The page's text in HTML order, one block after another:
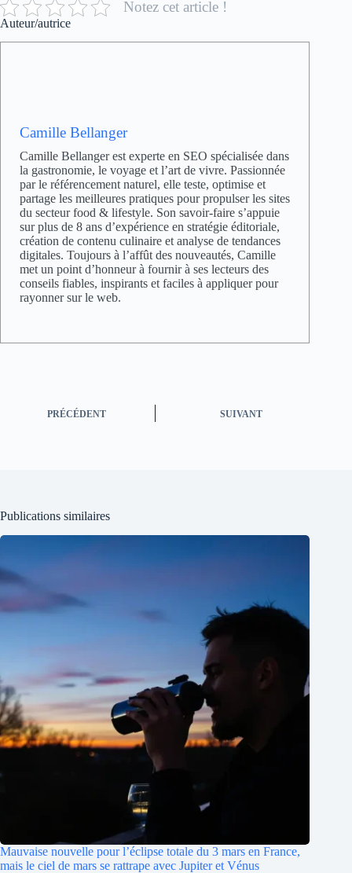
Notez cet article !
Auteur/autrice
Camille Bellanger
Camille Bellanger est experte en SEO spécialisée dans
la gastronomie, le voyage et l’art de vivre. Passionnée
par le référencement naturel, elle teste, optimise et
partage les meilleures pratiques pour propulser les sites
du secteur food & lifestyle. Son savoir-faire s’appuie
sur plus de 8 ans d’expérience en stratégie éditoriale,
création de contenu culinaire et analyse de tendances
digitales. Toujours à l’affût des nouveautés, Camille
met un point d’honneur à fournir à ses lecteurs des
conseils fiables, inspirants et faciles à appliquer pour
rayonner sur le web.
PRÉCÉDENT SUIVANT
Publications similaires
Mauvaise nouvelle pour l’éclipse totale du 3 mars en France,
mais le ciel de mars se rattrape avec Jupiter et Vénus